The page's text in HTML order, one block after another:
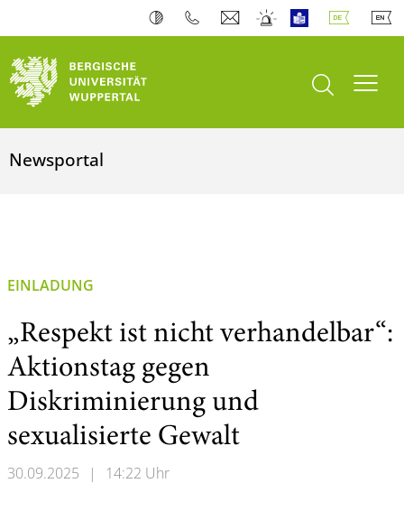
Suche öffnen
Newsportal
EINLADUNG
„Respekt ist nicht verhandelbar“:
Aktionstag gegen
Diskriminierung und
sexualisierte Gewalt
30.09.2025 | 14:22 Uhr